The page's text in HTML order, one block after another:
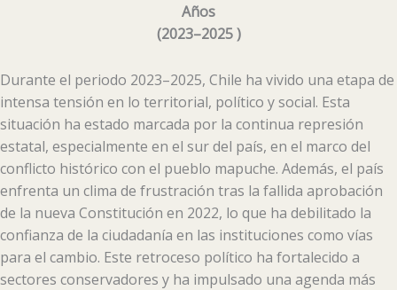
Años
(2023–2025)
Durante el periodo 2023–2025, Chile ha vivido una etapa de
intensa tensión en lo territorial, político y social. Esta
situación ha estado marcada por la continua represión
estatal, especialmente en el sur del país, en el marco del
conflicto histórico con el pueblo mapuche. Además, el país
enfrenta un clima de frustración tras la fallida aprobación
de la nueva Constitución en 2022, lo que ha debilitado la
confianza de la ciudadanía en las instituciones como vías
para el cambio. Este retroceso político ha fortalecido a
sectores conservadores y ha impulsado una agenda más